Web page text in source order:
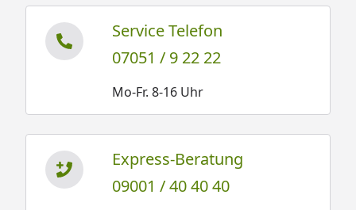
Service Telefon
07051 / 9 22 22
Mo-Fr. 8-16 Uhr
Express-Beratung
09001 / 40 40 40